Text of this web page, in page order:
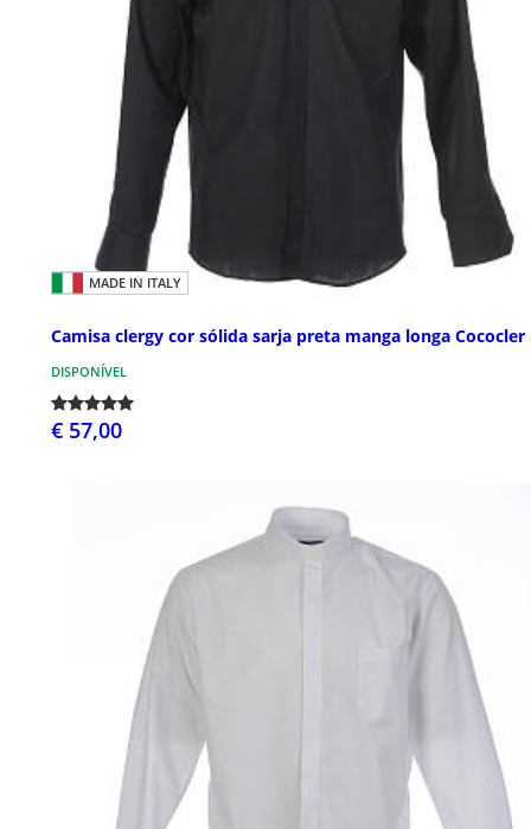
MADE IN ITALY
Camisa clergy cor sólida sarja preta manga longa Cococler
DISPONÍVEL
€ 57,00